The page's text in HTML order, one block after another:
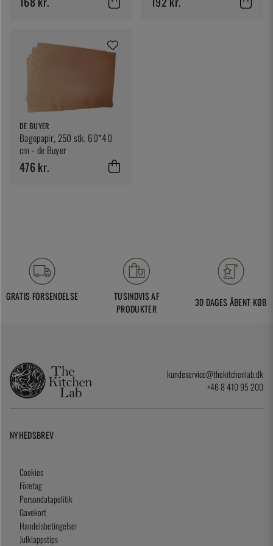
DE BUYER
Bagepapir, 250 stk, 60*40
cm - de Buyer
476 kr.
GRATIS FORSENDELSE
TUSINDVIS AF
PRODUKTER
30 DAGES ÅBENT KØB
kundeservice@thekitchenlab.dk
+46 8 410 95 200
NYHEDSBREV
Cookies
Företag
Persondatapolitik
Gavekort
Handelsbetingelser
Julklappstips